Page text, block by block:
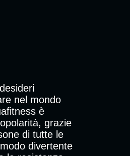
nel mondo
è
grazie
di tutte le
divertente